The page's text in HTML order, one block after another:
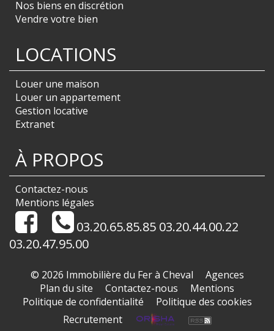
Nos biens en discrétion
Vendre votre bien
LOCATIONS
Louer une maison
Louer un appartement
Gestion locative
Extranet
À PROPOS
Contactez-nous
Mentions légales
03.20.65.85.85 03.20.44.00.22
03.20.47.95.00
© 2026 Immobilière du Fer à Cheval
Agences
Plan du site
Contactez-nous
Mentions
Politique de confidentialité
Politique des cookies
Recrutement